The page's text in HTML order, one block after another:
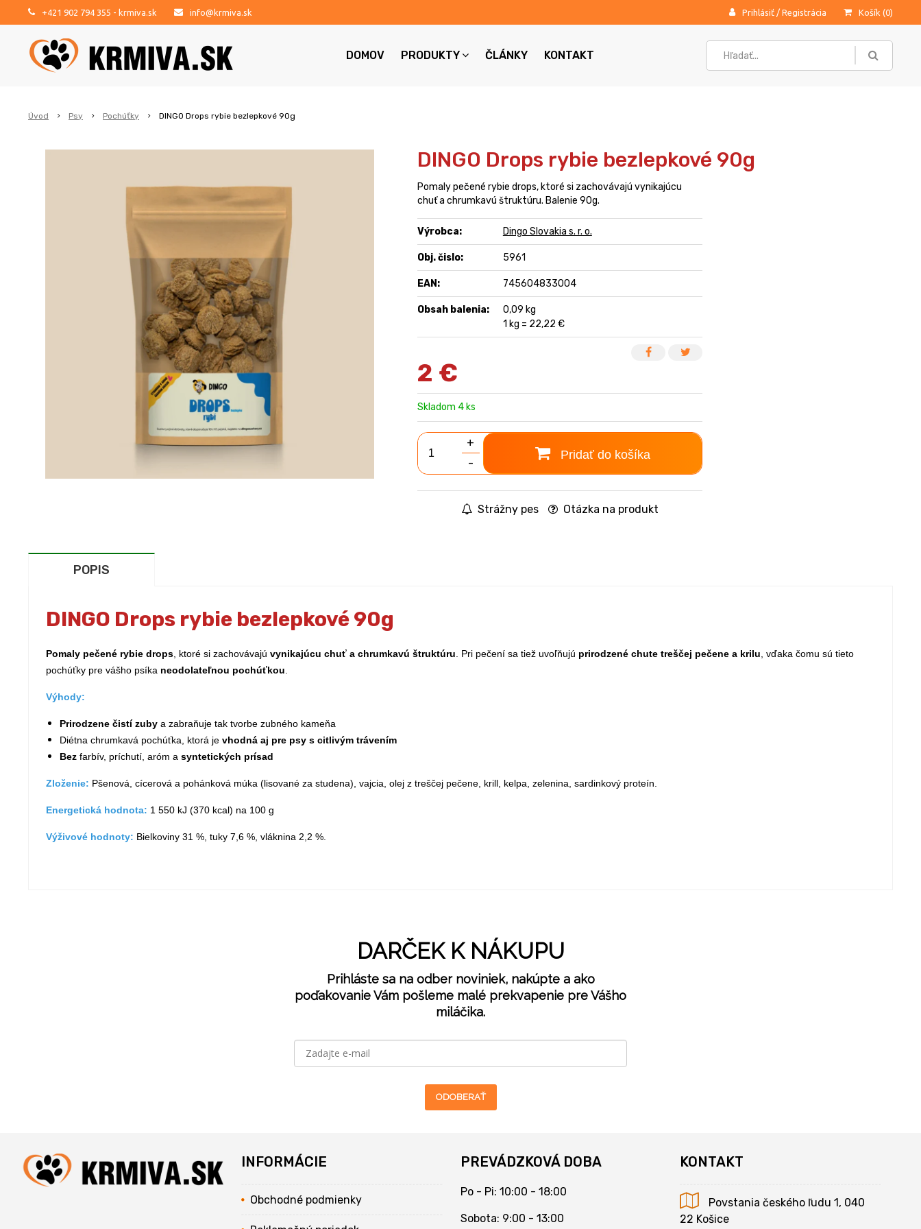
+421 902 794 355 - krmiva.sk info@krmiva.sk Prihlásiť / Registrácia Košík (0)
DOMOV PRODUKTY ČLÁNKY KONTAKT
Úvod Psy Pochúťky DINGO Drops rybie bezlepkové 90g
DINGO Drops rybie bezlepkové 90g
Pomaly pečené rybie drops, ktoré si zachovávajú vynikajúcu
chuť a chrumkavú štruktúru. Balenie 90g.
Výrobca: Dingo Slovakia s. r. o.
Obj. čislo: 5961
EAN: 745604833004
Obsah balenia:
0,09 kg
1 kg = 22,22 €
2 €
Skladom 4 ks
+
-
Pridať do košíka
Strážny pes Otázka na produkt
POPIS
DINGO Drops rybie bezlepkové 90g
Pomaly pečené rybie drops , ktoré si zachovávajú vynikajúcu chuť a chrumkavú štruktúru . Pri pečení sa tiež uvoľňujú prirodzené chute treščej pečene a krilu , vďaka čomu sú tieto
pochúťky pre vášho psíka neodolateľnou pochúťkou
Výhody:
Prirodzene čistí zuby a zabraňuje tak tvorbe zubného kameňa
Diétna chrumkavá pochúťka, ktorá je vhodná aj pre psy s citlivým trávením
Bez farbív, príchutí, aróm a syntetických prísad
Zloženie: Pšenová, cícerová a pohánková múka (lisované za studena), vajcia, olej z treščej pečene, krill, kelpa, zelenina, sardinkový proteín.
Energetická hodnota: 1 550 kJ (370 kcal) na 100 g
Výživové hodnoty: Bielkoviny 31 %, tuky 7,6 %, vláknina 2,2 %.
DARČEK K NÁKUPU
Prihláste sa na odber noviniek, nakúpte a ako
poďakovanie Vám pošleme malé prekvapenie pre Vášho
miláčika.
ODOBERAŤ
INFORMÁCIE
Obchodné podmienky
PREVÁDZKOVÁ DOBA
Po - Pi: 10:00 - 18:00
Sobota: 9:00 - 13:00
KONTAKT
Povstania českého ľudu 1, 040
22 Košice